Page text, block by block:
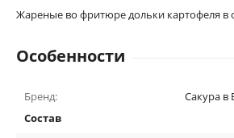
Жареные во фритюре дольки картофеля в
Особенности
Бренд:
Сакура в
Состав